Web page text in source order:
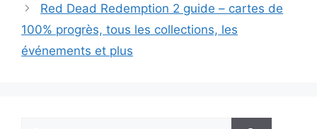
Red Dead Redemption 2 guide – cartes de
100% progrès, tous les collections, les
événements et plus